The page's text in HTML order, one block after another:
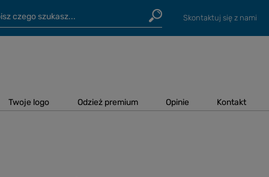
Skontaktuj się z nami
Twoje logo Odzież premium Opinie Kontakt